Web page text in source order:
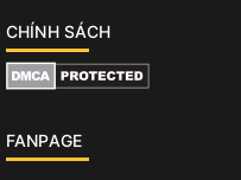
CHÍNH SÁCH
FANPAGE